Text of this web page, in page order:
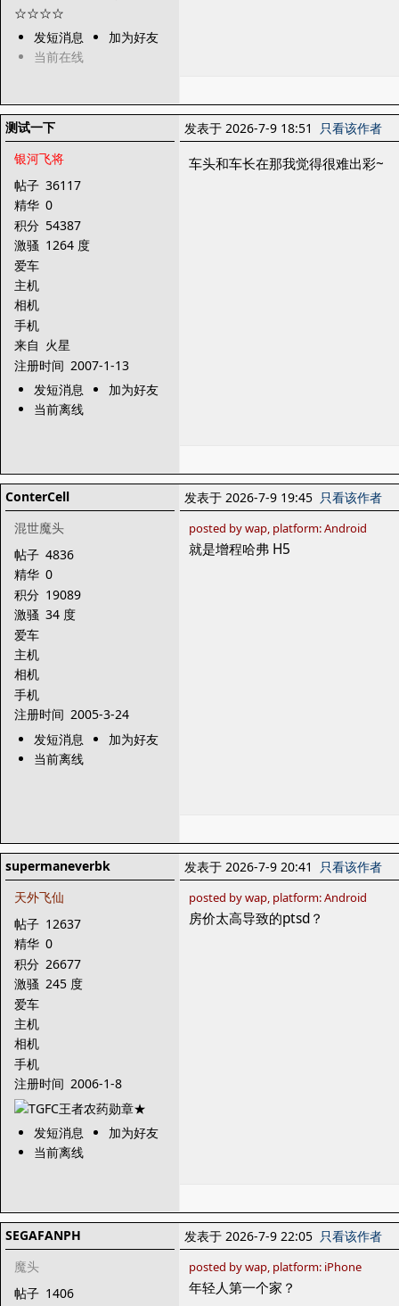
发短消息
加为好友
当前在线
测试一下
银河飞将
帖子 36117
精华 0
积分 54387
激骚 1264 度
爱车
主机
相机
手机
来自 火星
注册时间 2007-1-13
发短消息
加为好友
当前离线
发表于 2026-7-9 18:51 只看该作者
车头和车长在那我觉得很难出彩~
ConterCell
混世魔头
帖子 4836
精华 0
积分 19089
激骚 34 度
爱车
主机
相机
手机
注册时间 2005-3-24
发短消息
加为好友
当前离线
发表于 2026-7-9 19:45 只看该作者
posted by wap, platform: Android
就是增程哈弗 H5
supermaneverbk
天外飞仙
帖子 12637
精华 0
积分 26677
激骚 245 度
爱车
主机
相机
手机
注册时间 2006-1-8
发短消息
加为好友
当前离线
发表于 2026-7-9 20:41 只看该作者
posted by wap, platform: Android
房价太高导致的ptsd？
SEGAFANPH
魔头
帖子 1406
发表于 2026-7-9 22:05 只看该作者
posted by wap, platform: iPhone
年轻人第一个家？